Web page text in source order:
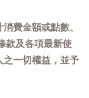
費金額或點數、
款及各項最新使
之一切權益，並予